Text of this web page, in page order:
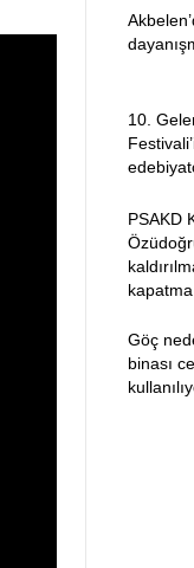
10.
PSAKD
Göç
binası